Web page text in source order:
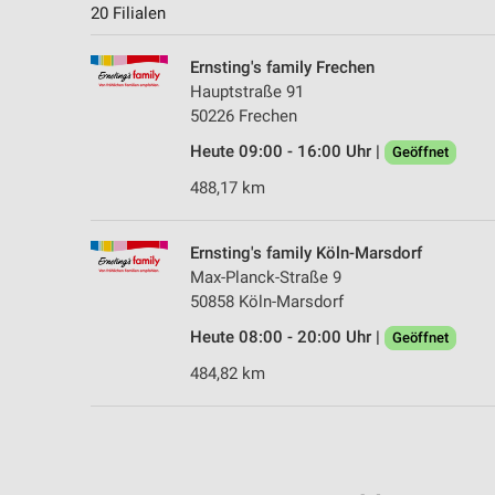
20 Filialen
Ernsting's family Frechen
Hauptstraße 91
50226 Frechen
Heute 09:00 - 16:00 Uhr |
Geöffnet
488,17 km
Ernsting's family Köln-Marsdorf
Max-Planck-Straße 9
50858 Köln-Marsdorf
Heute 08:00 - 20:00 Uhr |
Geöffnet
484,82 km